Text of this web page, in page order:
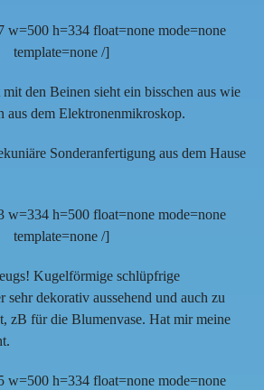
w=500 h=334 float=none mode=none
template=none /]
den Beinen sieht ein bisschen aus wie
aus dem Elektronenmikroskop.
Sonderanfertigung aus dem Hause
w=334 h=500 float=none mode=none
template=none /]
Kugelförmige schlüpfrige
sehr dekorativ aussehend und auch zu
zB für die Blumenvase. Hat mir meine
w=500 h=334 float=none mode=none